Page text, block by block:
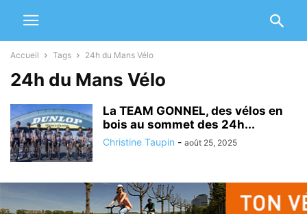
Accueil Tags 24h du Mans Vélo
24h du Mans Vélo
La TEAM GONNEL, des vélos en
bois au sommet des 24h...
Christine Taupin - août 25, 2025